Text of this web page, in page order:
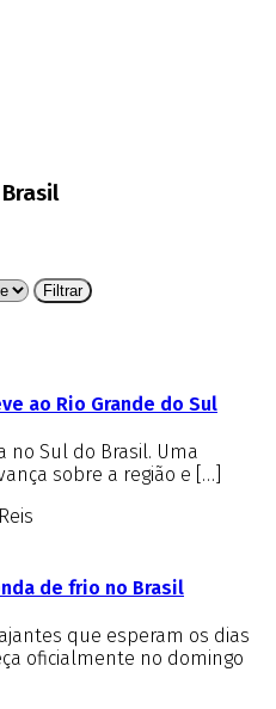
ao Rio Grande do Sul
no Sul do Brasil. Uma
sobre a região e […]
de frio no Brasil
que esperam os dias
oficialmente no domingo